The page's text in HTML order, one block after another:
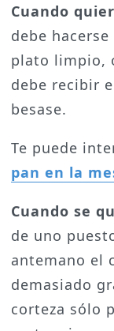
Cuando
debe
plato limpio,
debe recibir
besase.
Te puede
pan en la
Cuando se
de uno
antemano el
demasiado
corteza sólo